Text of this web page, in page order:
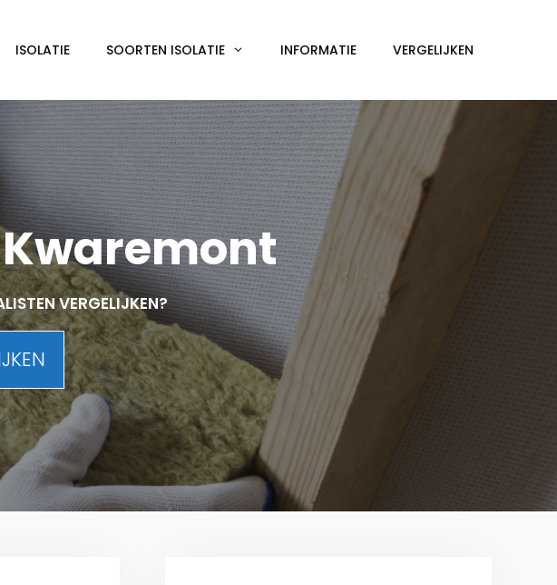
ISOLATIE SOORTEN ISOLATIE INFORMATIE VERGELIJKEN
VERGELIJKEN?